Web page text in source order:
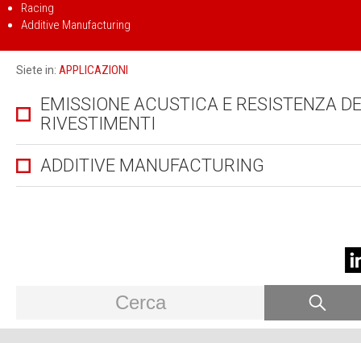
Racing
Additive Manufacturing
Siete in: APPLICAZIONI
EMISSIONE ACUSTICA E RESISTENZA
RIVESTIMENTI
ADDITIVE MANUFACTURING